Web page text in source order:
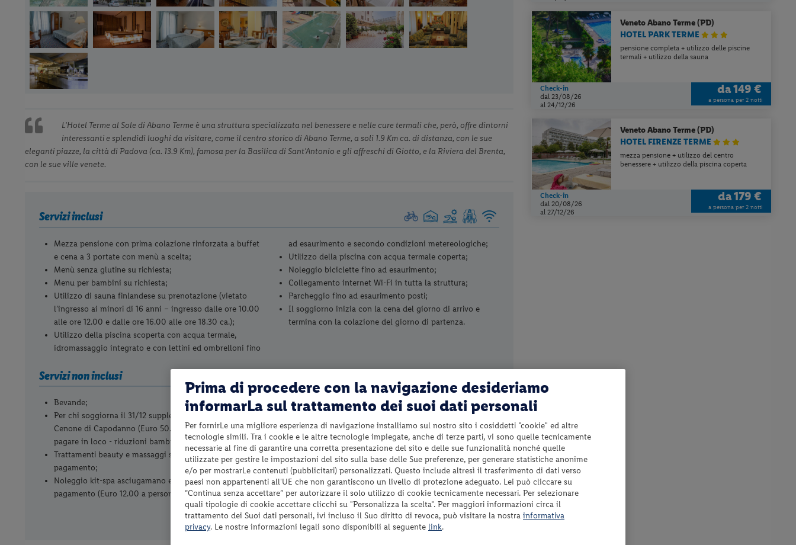
L'Hotel Terme al Sole di Abano Terme è una struttura specializzata nel benessere e nelle cure termali che, però, offre dintorni
interessanti e splendidi luoghi da visitare, come il centro storico di Abano Terme, a soli 1.9 Km ca. di distanza, con le sue
eleganti piazze, la città di Padova (ca. 13.9 Km), famosa per la Basilica di Sant'Antonio e gli affreschi di Giotto, e la Riviera del Brenta,
con le sue ville venete.
Servizi inclusi
Mezza pensione con prima colazione rinforzata a buffet
e cena a 3 portate con menù a scelta;
Menù senza glutine su richiesta;
Menu per bambini su richiesta;
Utilizzo di sauna finlandese su prenotazione (vietato
l’ingresso ai minori di 16 anni – ingresso dalle ore 10.00
alle ore 12.00 e dalle ore 16.00 alle ore 18.30 ca.);
Utilizzo della piscina scoperta con acqua termale,
idromassaggio integrato e con lettini ed ombrelloni fino
ad esaurimento e secondo condizioni metereologiche;
Utilizzo della piscina con acqua termale coperta;
Noleggio biciclette fino ad esaurimento;
Collegamento internet Wi-Fi in tutta la struttura;
Parcheggio fino ad esaurimento posti;
Il soggiorno inizia con la cena del giorno di arrivo e
termina con la colazione del giorno di partenza.
Servizi non inclusi
Bevande;
Per chi soggiorna il 31/12 supplemento obbligatorio per
Cenone di Capodanno (Euro 50.00 per persona da
pagare in loco - riduzioni bambini come indicato);
Trattamenti beauty e massaggi su prenotazione a
pagamento;
Noleggio kit-spa asciugamano e accappatoio a
pagamento (Euro 12.00 a persona per soggiorno);
Eventuale animale domestico (cani di piccola taglia) da
segnalare al momento della prenotazione (Euro 4.00 per
notte da pagare in loco – non ammessi nelle aree
comuni, ristorante e piscina);
Eventuale culla da segnalare al momento della
prenotazione (Euro 10.00 a notte da pagare in loco);
Tassa di soggiorno da pagare in loco se prevista;
Tutto quanto non espressamente indicato nel paragrafo
“Servizi inclusi”.
VenetoAbano Terme (PD)
HOTEL PARK TERME
pensione completa + utilizzo delle piscine
termali + utilizzo della sauna
Check-in
dal 23/08/26
al 24/12/26
da149 €
a persona per 2 notti
VenetoAbano Terme (PD)
HOTEL FIRENZE TERME
mezza pensione + utilizzo del centro
benessere + utilizzo della piscina coperta
Check-in
dal 20/08/26
al 27/12/26
da179 €
a persona per 2 notti
Prima di procedere con la navigazione desideriamo
informarLa sul trattamento dei suoi dati personali
Per fornirLe una migliore esperienza di navigazione installiamo sul nostro sito i cosiddetti "cookie" ed altre
tecnologie simili. Tra i cookie e le altre tecnologie impiegate, anche di terze parti, vi sono quelle tecnicamente
necessarie al fine di garantire una corretta presentazione del sito e delle sue funzionalità nonché quelle
utilizzate per gestire le impostazioni del sito sulla base delle Sue preferenze, per generare statistiche anonime
e/o per mostrarLe contenuti (pubblicitari) personalizzati. Questo include altresì il trasferimento di dati verso
paesi non appartenenti all'UE che non garantiscono un livello di protezione adeguato. Lei può cliccare su
“Continua senza accettare” per autorizzare il solo utilizzo di cookie tecnicamente necessari. Per selezionare
quali tipologie di cookie accettare clicchi su "Personalizza la scelta". Per maggiori informazioni circa il
trattamento dei Suoi dati personali, ivi incluso il Suo diritto di revoca, può visitare la nostra informativa
privacy. Le nostre informazioni legali sono disponibili al seguente link.